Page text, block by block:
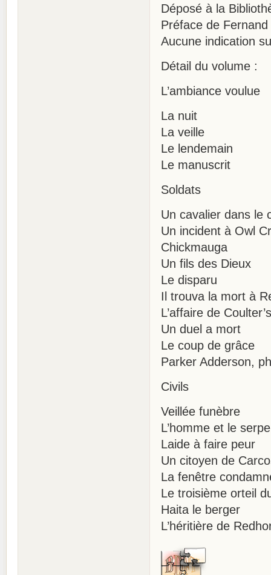
Déposé à la
Préface de Fernand
Aucune indication
Détail du volume :
L’ambiance voulue
La nuit
La veille
Le lendemain
Le manuscrit
Soldats
Un cavalier dans le
Un incident à Owl
Chickmauga
Un fils des Dieux
Le disparu
Il trouva la mort à
L’affaire de
Un duel a mort
Le coup de grâce
Parker Adderson,
Civils
Veillée funèbre
L’homme et le
Laide à faire peur
Un citoyen de
La fenêtre
Le troisième orteil
Haita le berger
L’héritière de